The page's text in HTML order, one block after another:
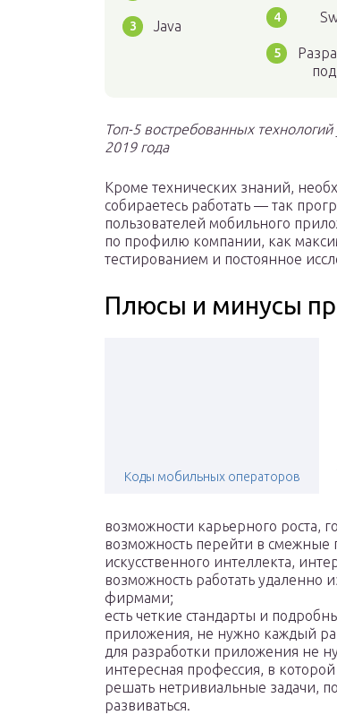
Java
Топ-5 востребованных
2019 года
Кроме технических знаний,
собираетесь работать — так
пользователей мобильного
по профилю компании, как
тестированием и постоянное
Плюсы и минусы
Коды мобильных операторов
возможности карьерного роста,
возможность перейти в смежные
искусственного интеллекта,
возможность работать удаленно
фирмами;
есть четкие стандарты и
приложения, не нужно каждый
для разработки приложения не
интересная профессия, в
решать нетривиальные задачи,
развиваться.